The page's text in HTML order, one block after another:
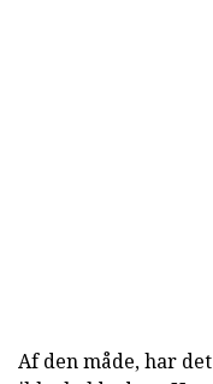
Af den måde, har